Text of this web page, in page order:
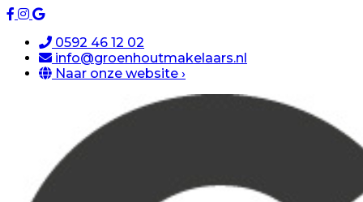
0592 46 12 02
info@groenhoutmakelaars.nl
Naar onze website ›